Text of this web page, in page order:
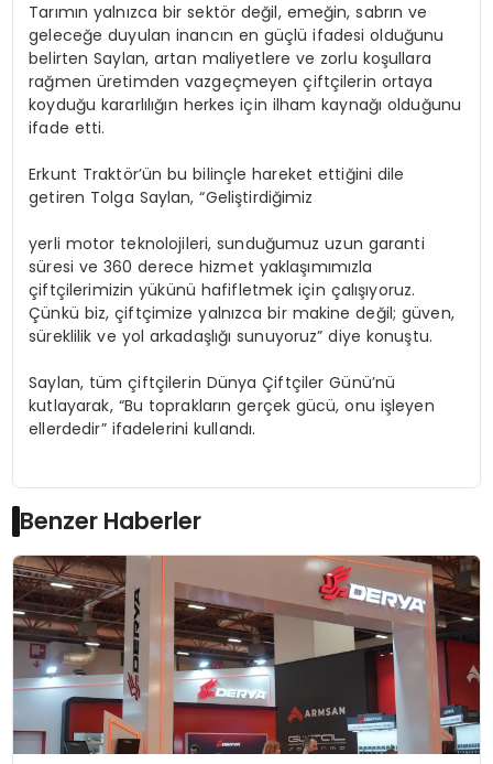
Tarımın yalnızca bir sektör değil, emeğin, sabrın ve
geleceğe duyulan inancın en güçlü ifadesi olduğunu
belirten Saylan, artan maliyetlere ve zorlu koşullara
rağmen üretimden vazgeçmeyen çiftçilerin ortaya
koyduğu kararlılığın herkes için ilham kaynağı olduğunu
ifade etti.
Erkunt Traktör’ün bu bilinçle hareket ettiğini dile
getiren Tolga Saylan, “Geliştirdiğimiz
yerli motor teknolojileri, sunduğumuz uzun garanti
süresi ve 360 derece hizmet yaklaşımımızla
çiftçilerimizin yükünü hafifletmek için çalışıyoruz.
Çünkü biz, çiftçimize yalnızca bir makine değil; güven,
süreklilik ve yol arkadaşlığı sunuyoruz” diye konuştu.
Saylan, tüm çiftçilerin Dünya Çiftçiler Günü’nü
kutlayarak, “Bu toprakların gerçek gücü, onu işleyen
ellerdedir” ifadelerini kullandı.
Benzer Haberler